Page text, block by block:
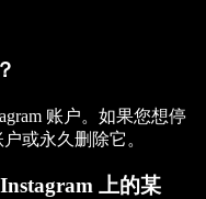
账户。如果您想停
或永久删除它。
上的某